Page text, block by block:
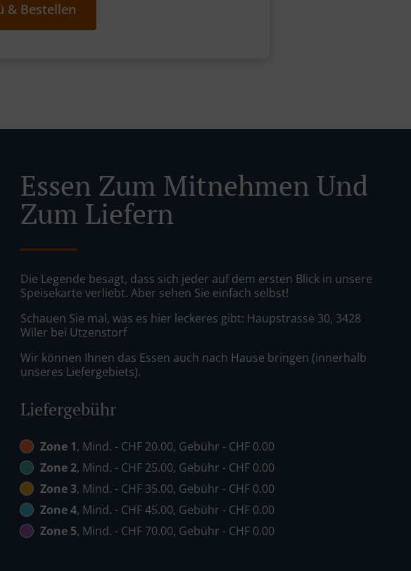
& Bestellen
Essen Zum Mitnehmen Und
Zum Liefern
Die Legende besagt, dass sich jeder auf dem ersten Blick in unsere
Speisekarte verliebt. Aber sehen Sie einfach selbst!
Schauen Sie mal, was es hier leckeres gibt: Haupstrasse 30, 3428
Wiler bei Utzenstorf
Wir können Ihnen das Essen auch nach Hause bringen (innerhalb
unseres Liefergebiets).
Liefergebühr
Zone 1, Mind. - CHF 20.00, Gebühr - CHF 0.00
Zone 2, Mind. - CHF 25.00, Gebühr - CHF 0.00
Zone 3, Mind. - CHF 35.00, Gebühr - CHF 0.00
Zone 4, Mind. - CHF 45.00, Gebühr - CHF 0.00
Zone 5, Mind. - CHF 70.00, Gebühr - CHF 0.00